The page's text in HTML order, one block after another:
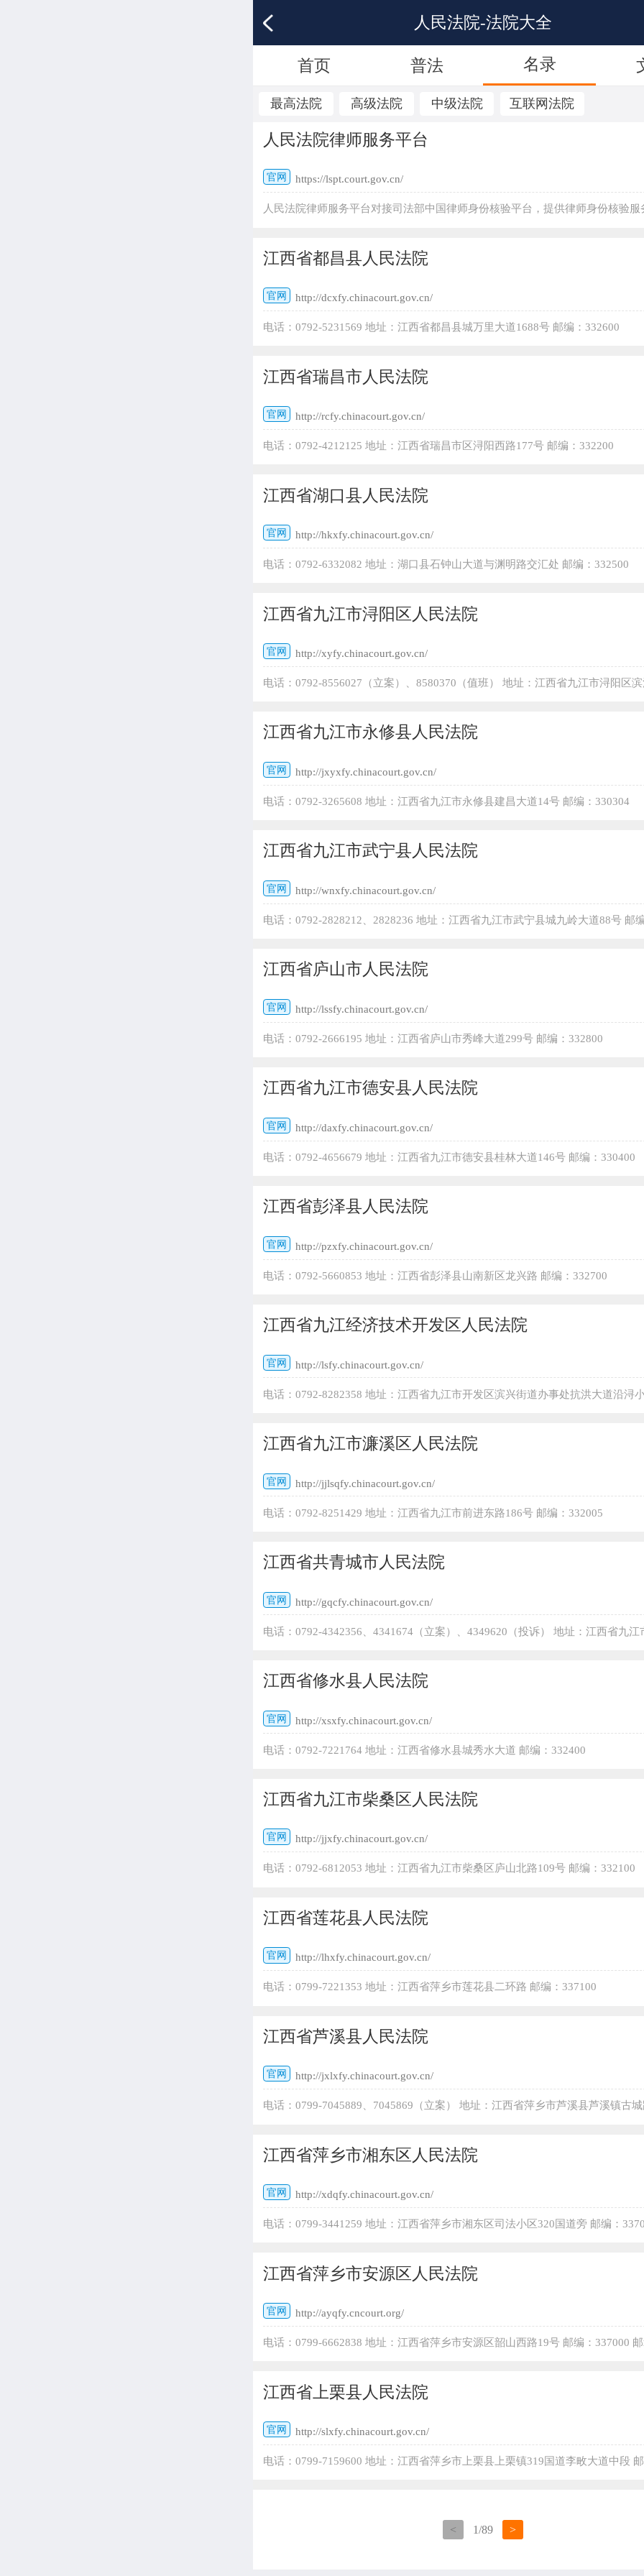
人民法院-法院大全
首页 普法 名录
最高法院 高级法院 中级法院 互联网法院
人民法院律师服务平台
官网 https://lspt.court.gov.cn/
人民法院律师服务平台对接司法部中国律师身份核验平台，提供律师身份核验服
费、撤诉、延长举证期限、延期开庭、调查收集证据等申请，同时支持查看案件
在线查收电子送达文书、联系法官。 2.特色便利服务‌： 一次核验全国通用：认
国...
江西省都昌县人民法院
官网 http://dcxfy.chinacourt.gov.cn/
电话：0792-5231569 地址：江西省都昌县城万里大道1688号 邮编：332600
江西省瑞昌市人民法院
官网 http://rcfy.chinacourt.gov.cn/
电话：0792-4212125 地址：江西省瑞昌市区浔阳西路177号 邮编：332200
江西省湖口县人民法院
官网 http://hkxfy.chinacourt.gov.cn/
电话：0792-6332082 地址：湖口县石钟山大道与渊明路交汇处 邮编：332500
江西省九江市浔阳区人民法院
官网 http://xyfy.chinacourt.gov.cn/
电话：0792-8556027（立案）、8580370（值班） 地址：江西省九江市浔阳区
江西省九江市永修县人民法院
官网 http://jxyxfy.chinacourt.gov.cn/
电话：0792-3265608 地址：江西省九江市永修县建昌大道14号 邮编：330304
江西省九江市武宁县人民法院
官网 http://wnxfy.chinacourt.gov.cn/
电话：0792-2828212、2828236 地址：江西省九江市武宁县城九岭大道88号 邮
江西省庐山市人民法院
官网 http://lssfy.chinacourt.gov.cn/
电话：0792-2666195 地址：江西省庐山市秀峰大道299号 邮编：332800
江西省九江市德安县人民法院
官网 http://daxfy.chinacourt.gov.cn/
电话：0792-4656679 地址：江西省九江市德安县桂林大道146号 邮编：330400
江西省彭泽县人民法院
官网 http://pzxfy.chinacourt.gov.cn/
电话：0792-5660853 地址：江西省彭泽县山南新区龙兴路 邮编：332700
江西省九江经济技术开发区人民法院
官网 http://lsfy.chinacourt.gov.cn/
电话：0792-8282358 地址：江西省九江市开发区滨兴街道办事处抗洪大道沿浔
江西省九江市濂溪区人民法院
官网 http://jjlsqfy.chinacourt.gov.cn/
电话：0792-8251429 地址：江西省九江市前进东路186号 邮编：332005
江西省共青城市人民法院
官网 http://gqcfy.chinacourt.gov.cn/
电话：0792-4342356、4341674（立案）、4349620（投诉） 地址：江西省九江
江西省修水县人民法院
官网 http://xsxfy.chinacourt.gov.cn/
电话：0792-7221764 地址：江西省修水县城秀水大道 邮编：332400
江西省九江市柴桑区人民法院
官网 http://jjxfy.chinacourt.gov.cn/
电话：0792-6812053 地址：江西省九江市柴桑区庐山北路109号 邮编：332100
江西省莲花县人民法院
官网 http://lhxfy.chinacourt.gov.cn/
电话：0799-7221353 地址：江西省萍乡市莲花县二环路 邮编：337100
江西省芦溪县人民法院
官网 http://jxlxfy.chinacourt.gov.cn/
电话：0799-7045889、7045869（立案） 地址：江西省萍乡市芦溪县芦溪镇古
江西省萍乡市湘东区人民法院
官网 http://xdqfy.chinacourt.gov.cn/
电话：0799-3441259 地址：江西省萍乡市湘东区司法小区320国道旁 邮编：
江西省萍乡市安源区人民法院
官网 http://ayqfy.cncourt.org/
电话：0799-6662838 地址：江西省萍乡市安源区韶山西路19号 邮编：337000
江西省上栗县人民法院
官网 http://slxfy.chinacourt.gov.cn/
电话：0799-7159600 地址：江西省萍乡市上栗县上栗镇319国道李畋大道中段
< 1/89 >